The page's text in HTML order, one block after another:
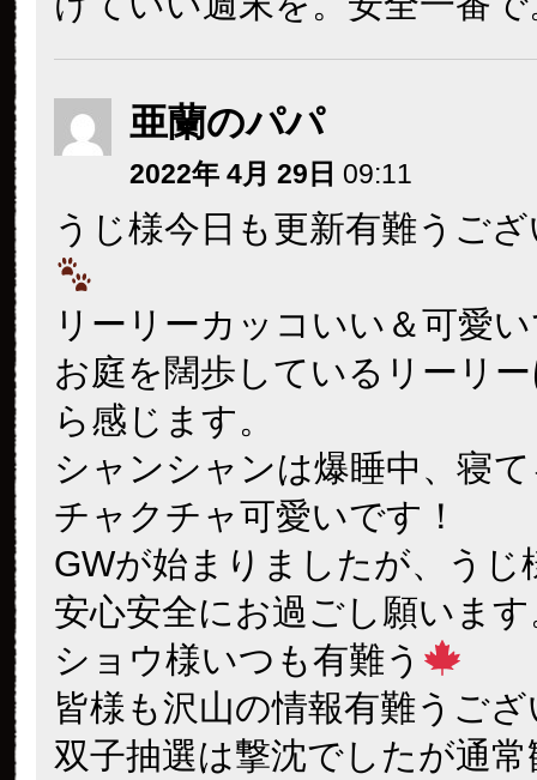
亜蘭のパパ
2022年 4月 29日 09:11
うじ様今日も更新有難うご
リーリーカッコいい＆可愛
お庭を闊歩しているリーリ
ら感じます。
シャンシャンは爆睡中、寝
チャクチャ可愛いです！
GWが始まりましたが、うじ
安心安全にお過ごし願います
ショウ様いつも有難う
皆様も沢山の情報有難うご
双子抽選は撃沈でしたが通